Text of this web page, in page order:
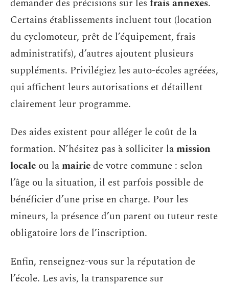
demander des précisions sur les frais annexes.
Certains établissements incluent tout (location
du cyclomoteur, prêt de l’équipement, frais
administratifs), d’autres ajoutent plusieurs
suppléments. Privilégiez les auto-écoles agréées,
qui affichent leurs autorisations et détaillent
clairement leur programme.
Des aides existent pour alléger le coût de la
formation. N’hésitez pas à solliciter lamission
locale ou lamairiede votre commune : selon
l’âge ou la situation, il est parfois possible de
bénéficier d’une prise en charge. Pour les
mineurs, la présence d’un parent ou tuteur reste
obligatoire lors de l’inscription.
Enfin, renseignez-vous sur la réputation de
l’école. Les avis, la transparence sur